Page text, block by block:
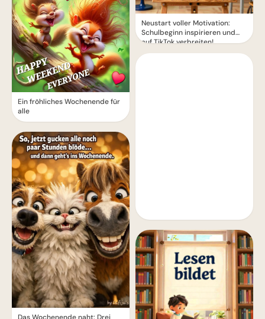
Ein fröhliches Wochenende für
alle
Neustart voller Motivation:
Schulbeginn inspirieren und
auf TikTok verbreiten!